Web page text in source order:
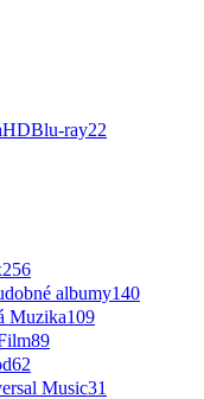
ray22
256
albumy140
Muzika109
89
62
Music31